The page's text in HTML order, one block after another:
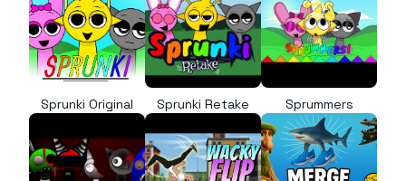
Sprunki Original Sprunki Retake Sprummers